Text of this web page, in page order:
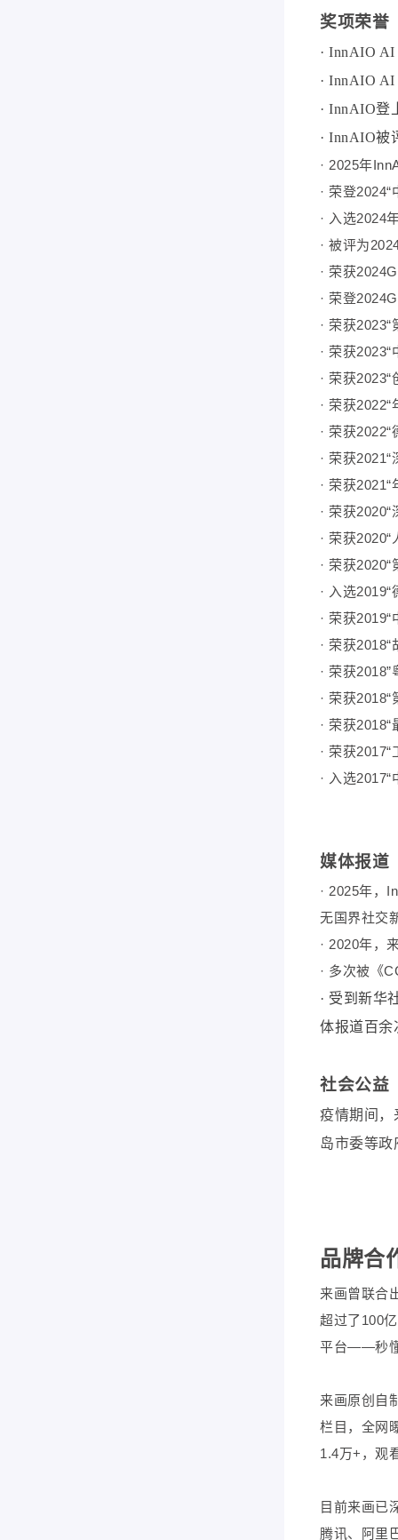
奖项荣誉
· InnAIO
· InnAIO
· InnAIO登
· InnAIO被
· 2025年
· 荣登
· 入选2024
· 被评为
· 荣获
· 荣登
· 荣获
· 荣获
· 荣获
· 荣获
· 荣获
· 荣获
· 荣获
· 荣获
· 荣获
· 荣获
· 入选
· 荣获
· 荣获
· 荣获
· 荣获
· 荣获
· 荣获
· 入选
媒体报道
· 2025年，
无国界社交
· 2020年，
· 多次被《
· 受到新华
体报道百余
社会公益
疫情期间，
岛市委等政
品牌合
来画曾联合
超过了100
平台——秒
来画原创自
栏目，全网
1.4万+，观
目前来画已
腾讯、阿里